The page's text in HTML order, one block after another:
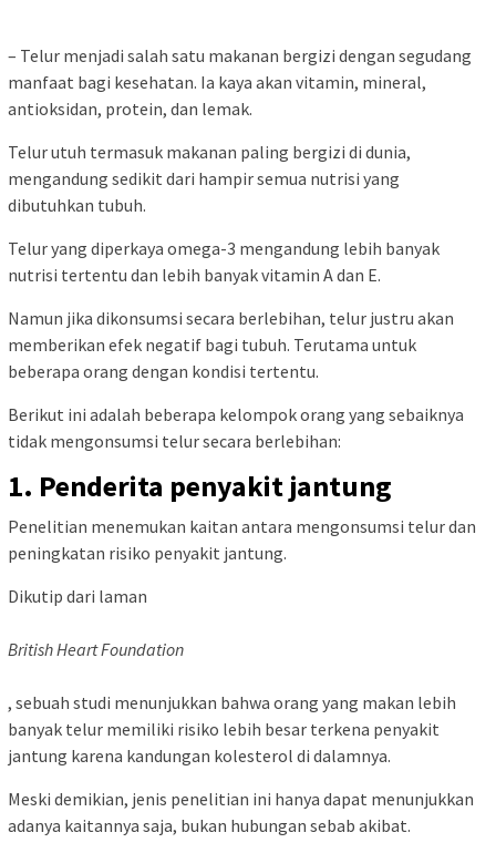
– Telur menjadi salah satu makanan bergizi dengan segudang
manfaat bagi kesehatan. Ia kaya akan vitamin, mineral,
antioksidan, protein, dan lemak.
Telur utuh termasuk makanan paling bergizi di dunia,
mengandung sedikit dari hampir semua nutrisi yang
dibutuhkan tubuh.
Telur yang diperkaya omega-3 mengandung lebih banyak
nutrisi tertentu dan lebih banyak vitamin A dan E.
Namun jika dikonsumsi secara berlebihan, telur justru akan
memberikan efek negatif bagi tubuh. Terutama untuk
beberapa orang dengan kondisi tertentu.
Berikut ini adalah beberapa kelompok orang yang sebaiknya
tidak mengonsumsi telur secara berlebihan:
1. Penderita penyakit jantung
Penelitian menemukan kaitan antara mengonsumsi telur dan
peningkatan risiko penyakit jantung.
Dikutip dari laman
British Heart Foundation
, sebuah studi menunjukkan bahwa orang yang makan lebih
banyak telur memiliki risiko lebih besar terkena penyakit
jantung karena kandungan kolesterol di dalamnya.
Meski demikian, jenis penelitian ini hanya dapat menunjukkan
adanya kaitannya saja, bukan hubungan sebab akibat.